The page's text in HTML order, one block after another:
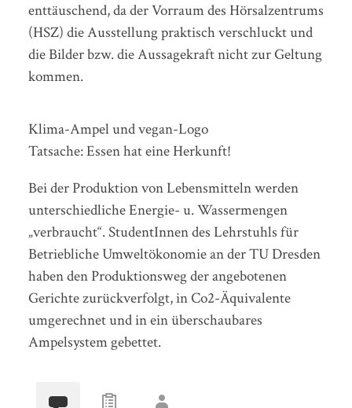
enttäuschend, da der Vorraum des Hörsalzentrums
(HSZ) die Ausstellung praktisch verschluckt und
die Bilder bzw. die Aussagekraft nicht zur Geltung
kommen.
Klima-Ampel und vegan-Logo
Tatsache: Essen hat eine Herkunft!
Bei der Produktion von Lebensmitteln werden
unterschiedliche Energie- u. Wassermengen
„verbraucht“. StudentInnen des Lehrstuhls für
Betriebliche Umweltökonomie an der TU Dresden
haben den Produktionsweg der angebotenen
Gerichte zurückverfolgt, in Co2-Äquivalente
umgerechnet und in ein überschaubares
Ampelsystem gebettet.